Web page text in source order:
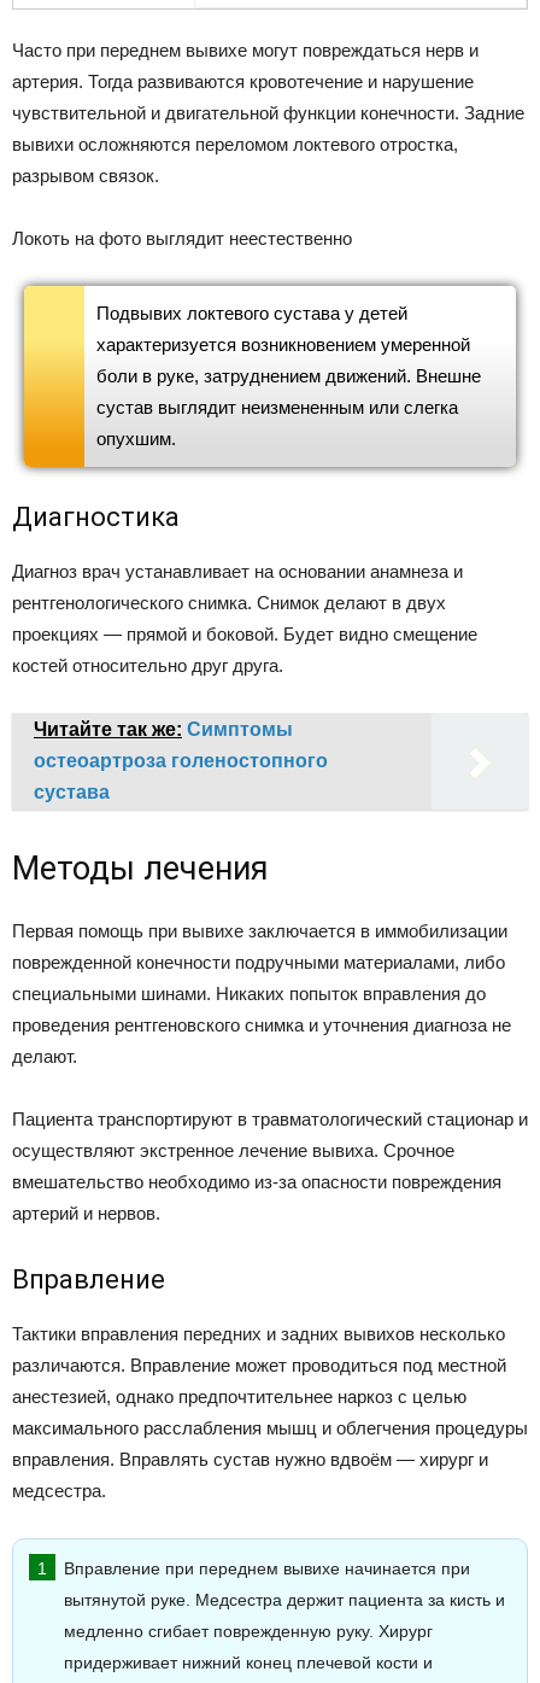
Часто при переднем вывихе могут повреждаться нерв и
артерия. Тогда развиваются кровотечение и нарушение
чувствительной и двигательной функции конечности. Задние
вывихи осложняются переломом локтевого отростка,
разрывом связок.
Локоть на фото выглядит неестественно
Подвывих локтевого сустава у детей
характеризуется возникновением умеренной
боли в руке, затруднением движений. Внешне
сустав выглядит неизмененным или слегка
опухшим.
Диагностика
Диагноз врач устанавливает на основании анамнеза и
рентгенологического снимка. Снимок делают в двух
проекциях — прямой и боковой. Будет видно смещение
костей относительно друг друга.
Читайте так же: Симптомы
остеоартроза голеностопного
сустава
Методы лечения
Первая помощь при вывихе заключается в иммобилизации
поврежденной конечности подручными материалами, либо
специальными шинами. Никаких попыток вправления до
проведения рентгеновского снимка и уточнения диагноза не
делают.
Пациента транспортируют в травматологический стационар и
осуществляют экстренное лечение вывиха. Срочное
вмешательство необходимо из-за опасности повреждения
артерий и нервов.
Вправление
Тактики вправления передних и задних вывихов несколько
различаются. Вправление может проводиться под местной
анестезией, однако предпочтительнее наркоз с целью
максимального расслабления мышц и облегчения процедуры
вправления. Вправлять сустав нужно вдвоём — хирург и
медсестра.
Вправление при переднем вывихе начинается при
вытянутой руке. Медсестра держит пациента за кисть и
медленно сгибает поврежденную руку. Хирург
придерживает нижний конец плечевой кости и